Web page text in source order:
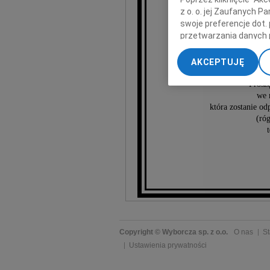
Jana
we
która zostanie
Copyright © Wyborcza sp. z o.o. O nas
Ustawienia prywatności
z o. o. jej Zaufanych
swoje preferencje dot.
przetwarzania danych
„Ustawienia
My, nasi Zaufani
dokładnych danych
Przechowywanie
treści, badnie
AKCEPTUJĘ